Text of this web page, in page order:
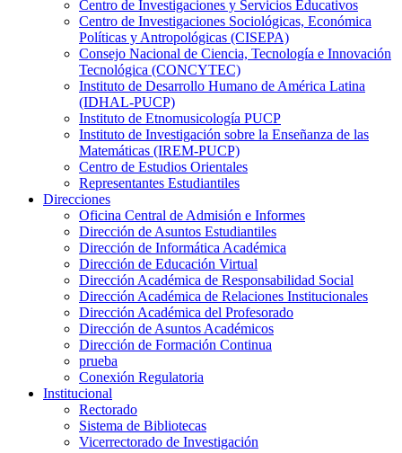
Centro de Investigaciones y Servicios Educativos
Centro de Investigaciones Sociológicas, Económica
Políticas y Antropológicas (CISEPA)
Consejo Nacional de Ciencia, Tecnología e Innovación
Tecnológica (CONCYTEC)
Instituto de Desarrollo Humano de América Latina
(IDHAL-PUCP)
Instituto de Etnomusicología PUCP
Instituto de Investigación sobre la Enseñanza de las
Matemáticas (IREM-PUCP)
Centro de Estudios Orientales
Representantes Estudiantiles
Direcciones
Oficina Central de Admisión e Informes
Dirección de Asuntos Estudiantiles
Dirección de Informática Académica
Dirección de Educación Virtual
Dirección Académica de Responsabilidad Social
Dirección Académica de Relaciones Institucionales
Dirección Académica del Profesorado
Dirección de Asuntos Académicos
Dirección de Formación Continua
prueba
Conexión Regulatoria
Institucional
Rectorado
Sistema de Bibliotecas
Vicerrectorado de Investigación